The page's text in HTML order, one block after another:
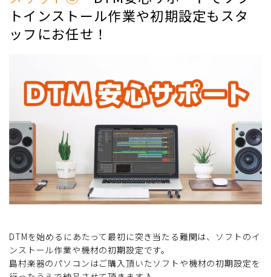
トインストール作業や初期設定もスタ
ッフにお任せ！
DTMを始めるにあたって最初に突き当たる難関は、ソフトのイ
ンストール作業や機材の初期設定です。
島村楽器のパソコンはご購入頂いたソフトや機材の初期設定を